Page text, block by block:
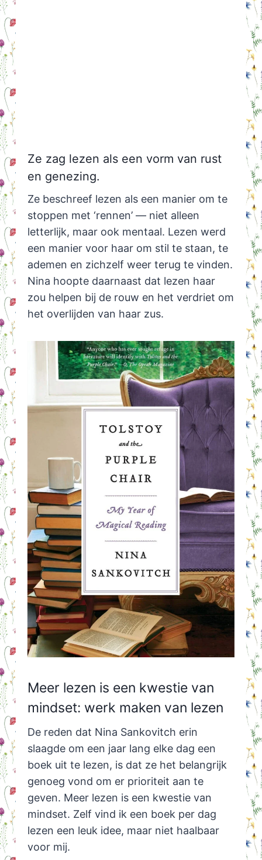
Ze zag lezen als een vorm van rust
en genezing.
Ze beschreef lezen als een manier om te
stoppen met ‘rennen’ — niet alleen
letterlijk, maar ook mentaal. Lezen werd
een manier voor haar om stil te staan, te
ademen en zichzelf weer terug te vinden.
Nina hoopte daarnaast dat lezen haar
zou helpen bij de rouw en het verdriet om
het overlijden van haar zus.
Meer lezen is een kwestie van
mindset: werk maken van lezen
De reden dat Nina Sankovitch erin
slaagde om een jaar lang elke dag een
boek uit te lezen, is dat ze het belangrijk
genoeg vond om er prioriteit aan te
geven. Meer lezen is een kwestie van
mindset. Zelf vind ik een boek per dag
lezen een leuk idee, maar niet haalbaar
voor mij.